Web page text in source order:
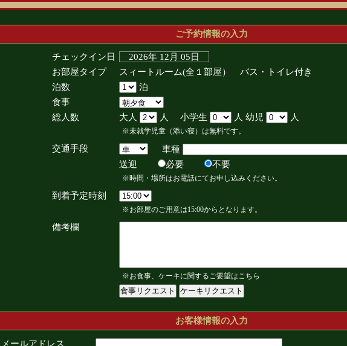
ご予約情報の入力
チェックイン日
2026年 12月 05日
お部屋タイプ
スィートルーム(全１部屋） バス・トイレ付き
泊数
泊
食事
総人数
大人 人 小学生 人 幼児 人
※未就学児童（添い寝）は無料です。
交通手段
車種
送迎
必要 不要
※時間・場所はお電話にてお申し込みください。
到着予定時刻
※お部屋のご用意は15:00からとなります。
備考欄
※お食事、ケーキに関するご要望はこちら
お客様情報の入力
メールアドレス